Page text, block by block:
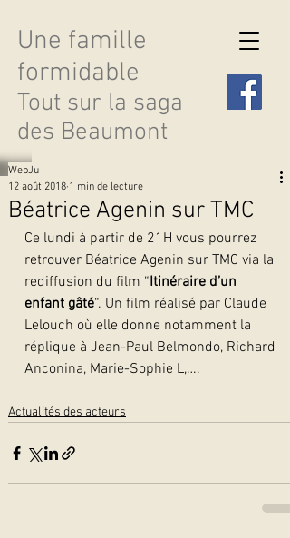
Une famille
formidable
Tout sur la saga
des Beaumont
Découvrir les saisons
Béatrice Agenin sur TMC
WebJu
12 août 2018 1 min de lecture
Ce lundi à partir de 21H vous pourrez
retrouver Béatrice Agenin sur TMC via la
rediffusion du film “Itinéraire d’un
enfant gâté“. Un film réalisé par Claude
Lelouch où elle donne notamment la
réplique à Jean-Paul Belmondo, Richard
Anconina, Marie-Sophie L,….
Actualités des acteurs